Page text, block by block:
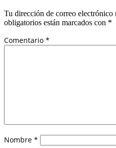
Tu dirección de correo electrónico
obligatorios están marcados con *
Comentario *
Nombre *